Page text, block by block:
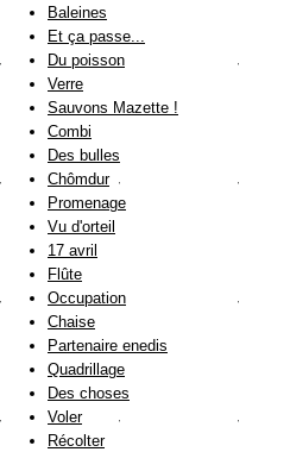
Baleines
Et ça passe...
Du poisson
Verre
Sauvons Mazette !
Combi
Des bulles
Chômdur
Promenage
Vu d'orteil
17 avril
Flûte
Occupation
Chaise
Partenaire enedis
Quadrillage
Des choses
Voler
Récolter